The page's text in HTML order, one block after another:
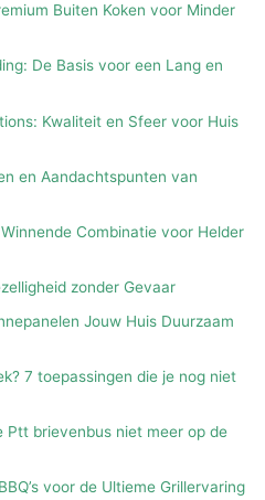
Buiten Koken voor Minder
De Basis voor een Lang en
Kwaliteit en Sfeer voor Huis
en Aandachtspunten van
Combinatie voor Helder
zonder Gevaar
Jouw Huis Duurzaam
7 toepassingen die je nog niet
Ptt brievenbus niet meer op de
voor de Ultieme Grillervaring